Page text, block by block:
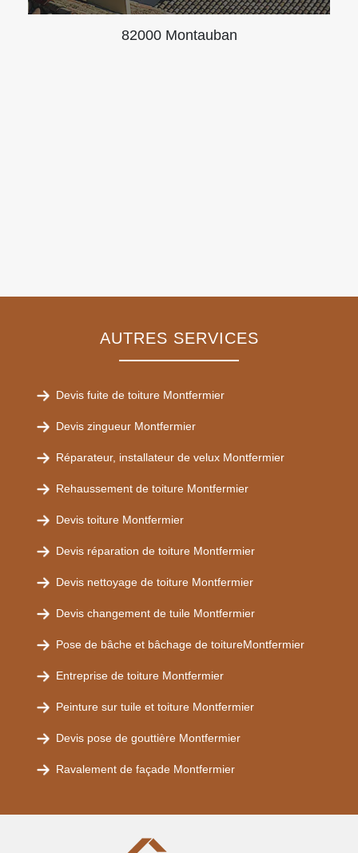
82000 Montauban
AUTRES SERVICES
Devis fuite de toiture Montfermier
Devis zingueur Montfermier
Réparateur, installateur de velux Montfermier
Rehaussement de toiture Montfermier
Devis toiture Montfermier
Devis réparation de toiture Montfermier
Devis nettoyage de toiture Montfermier
Devis changement de tuile Montfermier
Pose de bâche et bâchage de toitureMontfermier
Entreprise de toiture Montfermier
Peinture sur tuile et toiture Montfermier
Devis pose de gouttière Montfermier
Ravalement de façade Montfermier